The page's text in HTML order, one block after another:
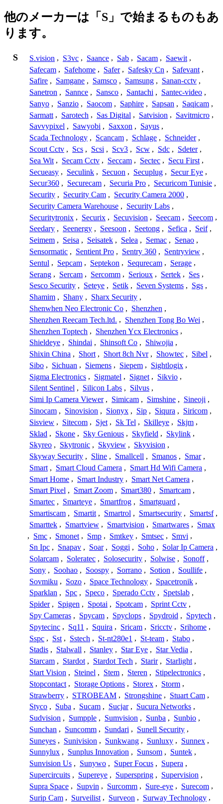
他のメーカーは「S」で始まるものもあ
ります。
S S.vision , S3vc , Saance , Sab , Sacam , Saewit ,
Safecam , Safehome , Safer , Safesky Cn , Safevant ,
Safire , Samgane , Samsco , Samsung , Sanan-cctv ,
Sanetron , Sannce , Sansco , Santachi , Santec-video ,
Sanyo , Sanzio , Saocom , Saphire , Sapsan , Saqicam ,
Sarmatt , Sarotech , Sas Digital , Satvision , Savitmicro ,
Savvypixel , Sawyobi , Saxxon , Sayus ,
Scada Technology , Scancam , Schlage , Schneider ,
Scout Cctv , Scs , Scsi , Scv3 , Scw , Sdc , Sdeter ,
Sea Wit , Secam Cctv , Seccam , Sectec , Secu First ,
Secueasy , Seculink , Secuon , Secuplug , Secur Eye ,
Secur360 , Securecam , Securia Pro , Securicom Tunisie ,
Security , Security Cam , Security Camera 2000 ,
Security Camera Warehouse , Security Labs ,
Securitytronix , Securix , Secuvision , Seecam , Seecom ,
Seedary , Seenergy , Seesoon , Seetong , Sefica , Seif ,
Seimem , Seisa , Seisatek , Selea , Semac , Senao ,
Sensormatic , Sentient Pro , Sentry 360 , Sentryview ,
Sentul , Sepcam , Septekon , Sequrecam , Serage ,
Serang , Sercam , Sercomm , Serioux , Sertek , Ses ,
Sesco Security , Seteye , Setik , Seven Systems , Sgs ,
Shamim , Shany , Sharx Security ,
Shenwhen Neo Electronic Co , Shenzhen ,
Shenzhen Reecam Tech.ltd. , Shenzhen Tong Bo Wei ,
Shenzhen Toptech , Shenzhen Ycx Electronics ,
Shieldeye , Shindai , Shinsoft Co , Shiwojia ,
Shixin China , Short , Short 8ch Nvr , Showtec , Sibel ,
Sibo , Sichuan , Siemens , Siepem , Sightlogix ,
Sigma Electronics , Sigmatel , Signet , Sikvio ,
Silent Sentinel , Silicon Labs , Silvus ,
Simi Ip Camera Viewer , Simicam , Simshine , Sineoji ,
Sinocam , Sinovision , Sionyx , Sip , Siqura , Siricom ,
Sisview , Sitecom , Sjet , Sk Tel , Skilleye , Skjm ,
Sklad , Skone , Sky Genious , Skyfield , Skylink ,
Skyreo , Skytronic , Skyview , Skyvision ,
Skyway Security , Sline , Smallcell , Smanos , Smar ,
Smart , Smart Cloud Camera , Smart Hd Wifi Camera ,
Smart Home , Smart Industry , Smart Net Camera ,
Smart Pixel , Smart Zoom , Smart380 , Smartcam ,
Smartec , Smarteye , Smartfrog , Smartguard ,
Smartiscam , Smartit , Smartrol , Smartsecurity , Smartsf ,
Smarttek , Smartview , Smartvision , Smartwares , Smax
, Smc , Smonet , Smp , Smtkey , Smtsec , Smvi ,
Sn Ipc , Snapav , Soar , Soggi , Soho , Solar Ip Camera ,
Solarcam , Soleratec , Solosecurity , Solwise , Sonoff ,
Sony , Soohao , Soospy , Sorrano , Sotion , Soullife ,
Sovmiku , Sozo , Space Technology , Spacetronik ,
Sparklan , Spc , Speco , Sperado Cctv , Spetslab ,
Spider , Spigen , Spotai , Spotcam , Sprint Cctv ,
Spy Cameras , Spycam , Spyclops , Spydroid , Spytech ,
Spytecinc , Sq11 , Squira , Sricam , Sricctv , Srihome ,
Sspc , Sst , Sstech , St-nt280e1 , St-team , Stabo ,
Stadis , Stalwall , Stanley , Star Eye , Star Vedia ,
Starcam , Stardot , Stardot Tech , Starir , Starlight ,
Start Vision , Steinel , Stem , Steren , Stipelectronics ,
Stopcontact , Storage Options , Storex , Storm ,
Strawberry , STROBEAM , Strongshine , Stuart Cam ,
Styco , Suba , Sucam , Sucjar , Sucura Networks ,
Sudvision , Sumpple , Sumvision , Sunba , Sunbio ,
Sunchan , Suncomm , Sundari , Sunell Security ,
Suneyes , Sunivision , Sunkwang , Sunluxy , Sunnex ,
Sunnylux , Sunplus Innovation , Sunsom , Suntek ,
Sunvision Us , Sunywo , Super Focus , Supera ,
Supercircuits , Supereye , Superspring , Supervision ,
Supra Space , Supvin , Surcomm , Sure-eye , Surecom ,
Surip Cam , Surveilist , Surveon , Surway Technology ,